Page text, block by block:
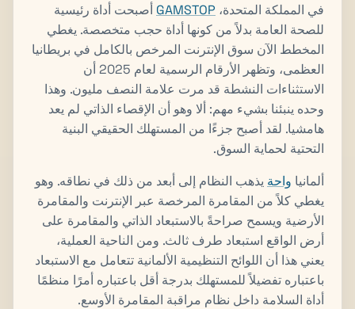
في المملكة المتحدة، GAMSTOP أصبحت أداة رئيسية
للصحة العامة بدلاً من كونها أداة حجب متخصصة. يغطي
المخطط الآن سوق الإنترنت المرخص بالكامل في بريطانيا
العظمى، وتظهر الأرقام الرسمية لعام 2025 أن
الاستثناءات النشطة قد مرت علامة النصف مليون. وهذا
وحده ينبئنا بشيء مهم: ألا وهو أن الإقصاء الذاتي لم يعد
هامشيا. لقد أصبح جزءًا من المستهلك الحقيقي البنية
التحتية لحماية السوق.
ألمانيا واحة يذهب النظام إلى أبعد من ذلك في نطاقه. وهو
يغطي كلاً من المقامرة المرخصة عبر الإنترنت والمقامرة
الأرضية ويسمح صراحةً بالاستبعاد الذاتي والمقامرة على
أرض الواقع استبعاد طرف ثالث. ومن الناحية العملية،
يعني هذا أن اللوائح التنظيمية الألمانية تتعامل مع الاستبعاد
باعتباره تفضيلاً للمستهلك بدرجة أقل باعتباره أمرًا منظمًا
أداة السلامة داخل نظام مراقبة المقامرة الأوسع.